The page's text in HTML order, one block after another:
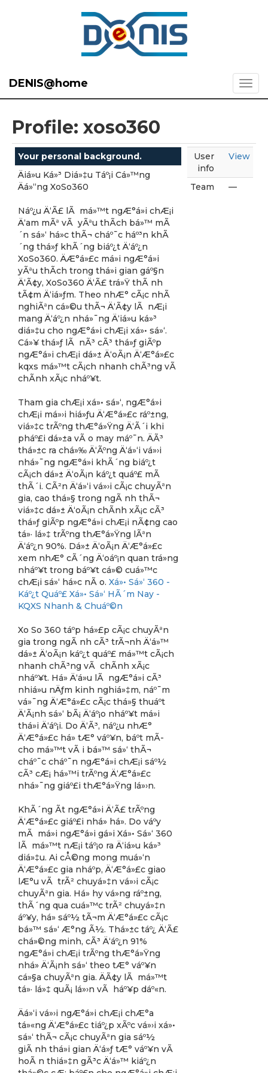
DENIS@home
Profile: xoso360
Your personal background.
Äiá»u Ká»³ Diá»‡u Táº¡i Cá»™ng
Äá»“ng XoSo360
Náº¿u Ä‘Ã£ lÃ má»™t ngÆ°á»i chÆ¡i
Ä‘am mÃª vÃ yÃªu thÃ­ch bá»™ mÃ
´n sá»‘ há»c thÃ¬ cháº¯c háº³n khÃ
´ng thá»ƒ khÃ´ng biáº¿t Ä‘áº¿n
XoSo360. ÄÆ°á»£c má»i ngÆ°á»i
yÃªu thÃ­ch trong thá»i gian gáº§n
Ä‘Ã¢y, XoSo360 Ä‘Ã£ trá»Ÿ thÃ nh
tÃ¢m Ä‘iá»ƒm. Theo nhÆ° cÃ¡c nhÃ
nghiÃªn cá»©u thÃ¬ Ä‘Ã¢y lÃ nÆ¡i
mang Ä‘áº¿n nhá»¯ng Ä‘iá»u ká»³
diá»‡u cho ngÆ°á»i chÆ¡i xá»• sá»‘.
Cá»¥ thá»ƒ lÃ nÃ³ cÃ³ thá»ƒ giÃºp
ngÆ°á»i chÆ¡i dá»± Ä‘oÃ¡n Ä‘Æ°á»£c
kqxs má»™t cÃ¡ch nhanh chÃ³ng vÃ
chÃ­nh xÃ¡c nháº¥t.
Tham gia chÆ¡i xá»• sá»‘, ngÆ°á»i
chÆ¡i má»›i hiá»ƒu Ä‘Æ°á»£c ráº±ng,
viá»‡c trÃºng thÆ°á»Ÿng Ä‘Ã´i khi
pháº£i dá»±a vÃ o may máº¯n. ÄÃ³
thá»±c ra chá»‰ Ä‘Ãºng Ä‘á»‘i vá»›i
nhá»¯ng ngÆ°á»i khÃ´ng biáº¿t
cÃ¡ch dá»± Ä‘oÃ¡n káº¿t quáº£ mÃ
thÃ´i. CÃ²n Ä‘á»‘i vá»›i cÃ¡c chuyÃªn
gia, cao thá»§ trong ngÃ nh thÃ¬
viá»‡c dá»± Ä‘oÃ¡n chÃ­nh xÃ¡c cÃ³
thá»ƒ giÃºp ngÆ°á»i chÆ¡i nÃ¢ng cao
tá»· lá»‡ trÃºng thÆ°á»Ÿng lÃªn
Ä‘áº¿n 90%. Dá»± Ä‘oÃ¡n Ä‘Æ°á»£c
xem nhÆ° cÃ´ng Ä‘oáº¡n quan trá»ng
nháº¥t trong báº¥t cá»© cuá»™c
chÆ¡i sá»‘ há»c nÃ o. Xá»• Sá»‘ 360 -
Káº¿t Quáº£ Xá»• Sá»‘ HÃ´m Nay -
KQXS Nhanh & Chuáº©n
Xo So 360 táº­p há»£p cÃ¡c chuyÃªn
gia trong ngÃ nh cÃ³ trÃ¬nh Ä‘á»™
dá»± Ä‘oÃ¡n káº¿t quáº£ má»™t cÃ¡ch
nhanh chÃ³ng vÃ chÃ­nh xÃ¡c
nháº¥t. Há» Ä‘á»u lÃ ngÆ°á»i cÃ³
nhiá»u nÄƒm kinh nghiá»‡m, náº¯m
vá»¯ng Ä‘Æ°á»£c cÃ¡c thá»§ thuáº­t
Ä‘Ã¡nh sá»‘ bÃ¡ Ä‘áº¡o nháº¥t má»i
thá»i Ä‘áº¡i. Do Ä‘Ã³, náº¿u nhÆ°
Ä‘Æ°á»£c há» tÆ° váº¥n, báº­t mÃ­
cho má»™t vÃ i bá»™ sá»‘ thÃ¬
cháº¯c cháº¯n ngÆ°á»i chÆ¡i sáº½
cÃ³ cÆ¡ há»™i trÃºng Ä‘Æ°á»£c
nhá»¯ng giáº£i thÆ°á»Ÿng lá»›n.
KhÃ´ng Ã­t ngÆ°á»i Ä‘Ã£ trÃºng
Ä‘Æ°á»£c giáº£i nhá» há». Do váº­y
mÃ má»i ngÆ°á»i gá»i Xá»• Sá»‘ 360
lÃ má»™t nÆ¡i táº¡o ra Ä‘iá»u ká»³
diá»‡u. Ai cÅ©ng mong muá»‘n
Ä‘Æ°á»£c gia nháº­p, Ä‘Æ°á»£c giao
lÆ°u vÃ trÃ² chuyá»‡n vá»›i cÃ¡c
chuyÃªn gia. Há» hy vá»ng ráº±ng,
thÃ´ng qua cuá»™c trÃ² chuyá»‡n
áº¥y, há» sáº½ tÃ¬m Ä‘Æ°á»£c cÃ¡c
bá»™ sá»‘ Æ°ng Ã½. Thá»±c táº¿ Ä‘Ã£
chá»©ng minh, cÃ³ Ä‘áº¿n 91%
ngÆ°á»i chÆ¡i trÃºng thÆ°á»Ÿng
nhá» Ä‘Ã¡nh sá»‘ theo tÆ° váº¥n
cá»§a chuyÃªn gia. ÄÃ¢y lÃ má»™t
tá»· lá»‡ quÃ¡ lá»›n vÃ háº¥p dáº«n.
Äá»‘i vá»›i ngÆ°á»i chÆ¡i chÆ°a
tá»«ng Ä‘Æ°á»£c tiáº¿p xÃºc vá»›i xá»•
sá»‘ thÃ¬ cÃ¡c chuyÃªn gia sáº½
giÃ nh thá»i gian Ä‘á»ƒ tÆ° váº¥n vÃ
hoÃ n thiá»‡n gÃ³c Ä‘á»™ kiáº¿n
User
info
View
Team —